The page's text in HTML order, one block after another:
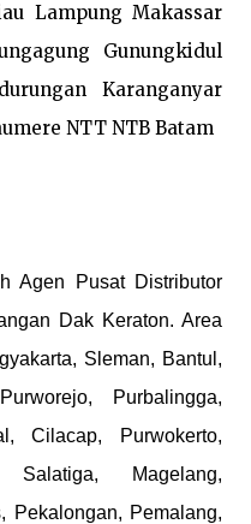
Lampung Makassar
Gunungkidul
Karanganyar
NTT NTB Batam
Agen Pusat Distributor
Dak Keraton. Area
Sleman, Bantul,
Purbalingga,
Cilacap, Purwokerto,
Salatiga, Magelang,
Pekalongan, Pemalang,